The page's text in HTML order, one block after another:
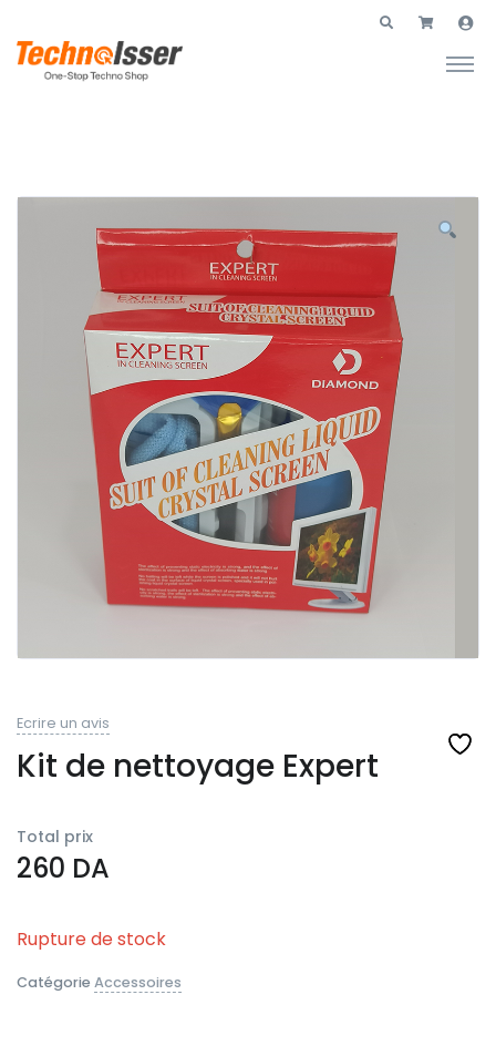
Ecrire un avis
Kit de nettoyage Expert
Total prix
260 DA
Rupture de stock
Catégorie Accessoires